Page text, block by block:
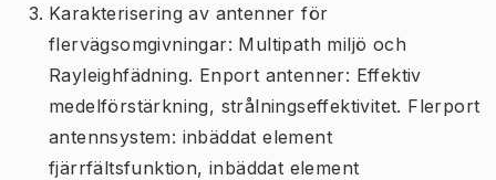
Karakterisering av antenner för
flervägsomgivningar: Multipath miljö och
Rayleighfädning. Enport antenner: Effektiv
medelförstärkning, strålningseffektivitet. Flerport
antennsystem: inbäddat element
fjärrfältsfunktion, inbäddat element